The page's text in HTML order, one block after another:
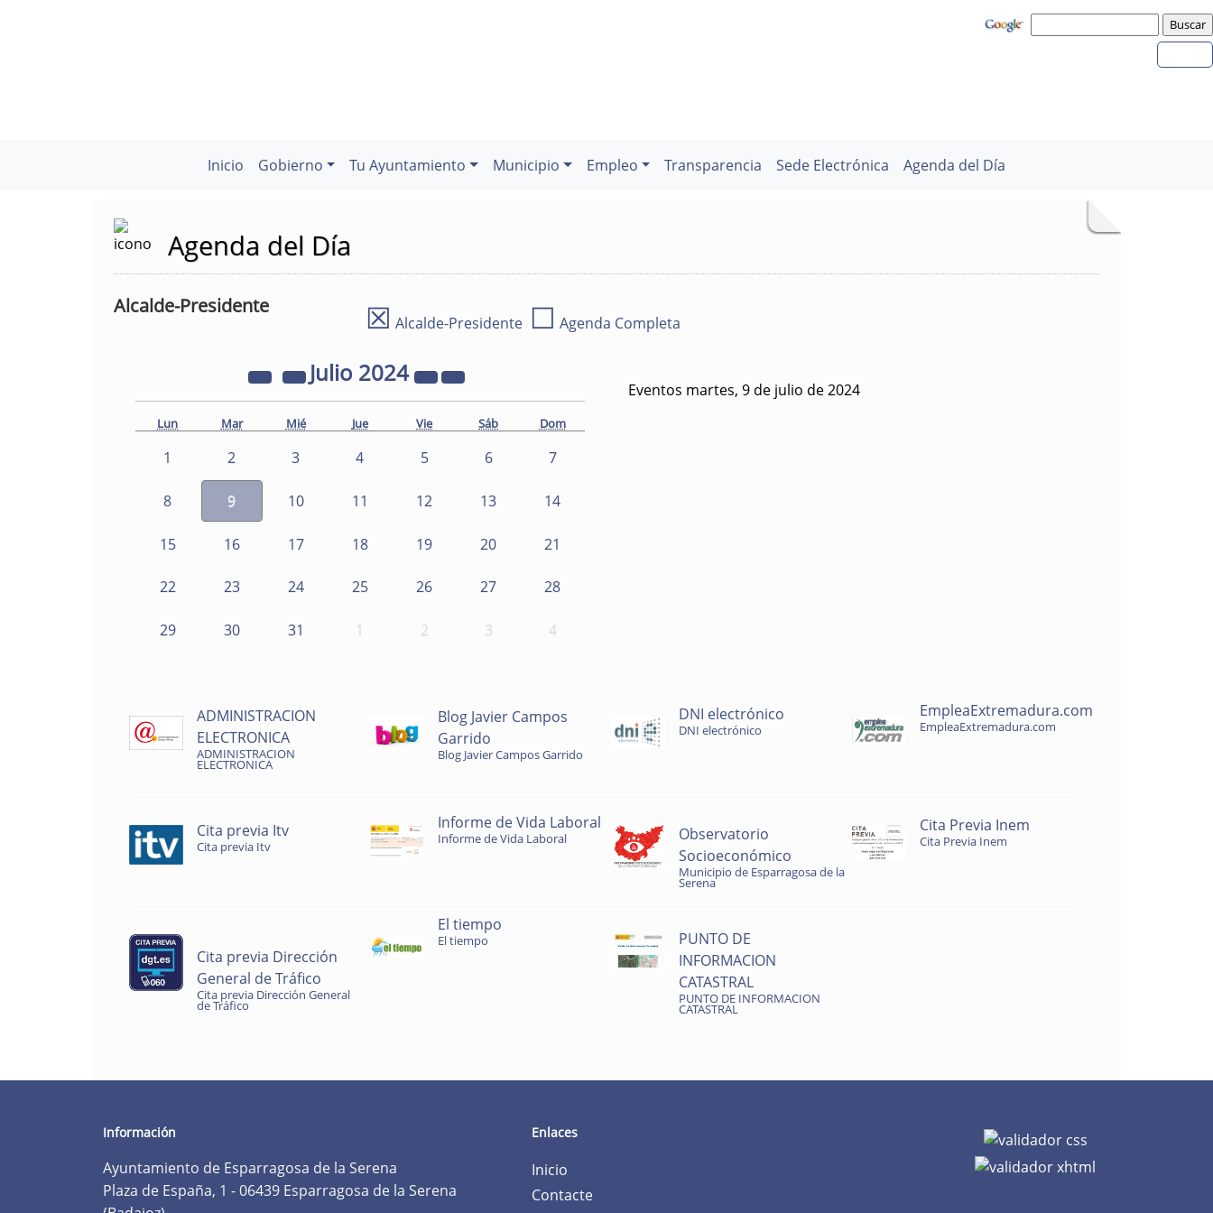
Inicio Gobierno Tu Ayuntamiento Municipio Empleo Transparencia Sede Electrónica Agenda del Día
Agenda del Día
Alcalde-Presidente ☒ Alcalde-Presidente ☐ Agenda Completa
Julio 2024
Lun Mar Mié Jue Vie Sáb Dom
1 2 3 4 5 6 7
8 9 10 11 12 13 14
15 16 17 18 19 20 21
22 23 24 25 26 27 28
29 30 31 1 2 3 4
Eventos martes, 9 de julio de 2024
ADMINISTRACION
ELECTRONICA
ADMINISTRACION
ELECTRONICA
Blog Javier Campos
Garrido
Blog Javier Campos Garrido
DNI electrónico
DNI electrónico
EmpleaExtremadura.com
EmpleaExtremadura.com
Cita previa Itv
Cita previa Itv
Informe de Vida Laboral
Informe de Vida Laboral
Observatorio
Socioeconómico
Municipio de Esparragosa de la
Serena
Cita Previa Inem
Cita Previa Inem
Cita previa Dirección
General de Tráfico
Cita previa Dirección General
de Tráfico
El tiempo
El tiempo
PUNTO DE
INFORMACION
CATASTRAL
PUNTO DE INFORMACION
CATASTRAL
Información
Ayuntamiento de Esparragosa de la Serena
Plaza de España, 1 - 06439 Esparragosa de la Serena
Enlaces
Inicio
Contacte